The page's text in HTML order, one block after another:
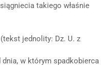
takiego właśnie
jednolity: Dz. U. z
dnia, w którym spadkobierca